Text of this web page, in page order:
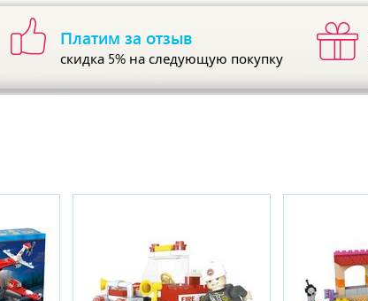
Платим за отзыв
скидка 5% на следующую покупку